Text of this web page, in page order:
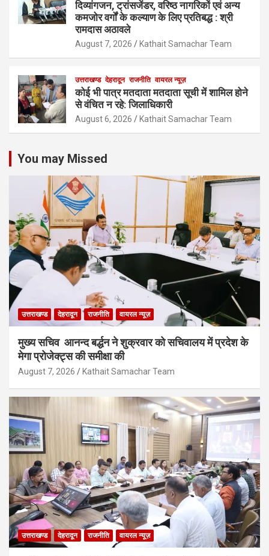
दिव्यांगजन, ट्रांसजेंडर, वरिष्ठ नागरिकों एवं अन्य
कमजोर वर्गों के कल्याण के लिए प्रतिबद्ध : श्री
रामदास अठावले
August 7, 2026 Kathait Samachar Team
उत्तराखण्ड देहरादून राजनीति वायरल न्यूज़
कोई भी पात्र मतदाता मतदाता सूची में शामिल होने
से वंचित न रहे: जिलाधिकारी
August 6, 2026 Kathait Samachar Team
You may Missed
उत्तराखण्ड देहरादून राजनीति वायरल न्यूज़
मुख्य सचिव आनन्द बर्द्धन ने शुक्रवार को सचिवालय में प्रदेश के
मेगा प्रोजेक्ट्स की समीक्षा की
August 7, 2026 Kathait Samachar Team
उत्तराखण्ड देहरादून राजनीति वायरल न्यूज़